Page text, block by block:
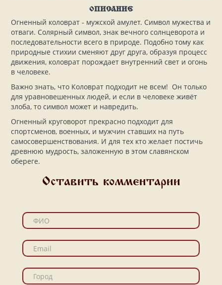
ОПИСАНИЕ
Огненный коловрат - мужской амулет. Символ мужества и
отваги. Солярный символ, знак вечного солнцеворота и
последовательности всего в природе. Подобно тому как
природные стихии сменяют друг друга, образуя процесс
движения, коловрат порождает внутренний свет и огонь
в человеке.
Важно знать, что Коловрат подходит не всем! Он только
для уравновешенных людей, и если в человеке живёт
злоба, то символ может и навредить.
Огненный круговорот прекрасно подходит для
спортсменов, военных, и мужчин ставших на путь
самосовершенствования. И для тех кто желает постичь
древнюю мудрость, заложенную в этом славянском
обереге.
Оставить комментарии